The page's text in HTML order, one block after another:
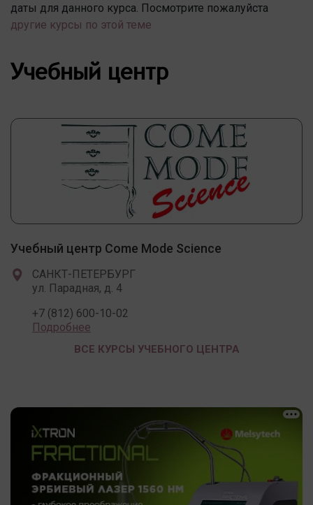
даты для данного курса. Посмотрите пожалуйста
другие курсы по этой теме
Учебный центр
Учебный центр Come Mode Science
САНКТ-ПЕТЕРБУРГ
ул. Парадная, д. 4
+7 (812) 600-10-02
Подробнее
ВСЕ КУРСЫ УЧЕБНОГО ЦЕНТРА